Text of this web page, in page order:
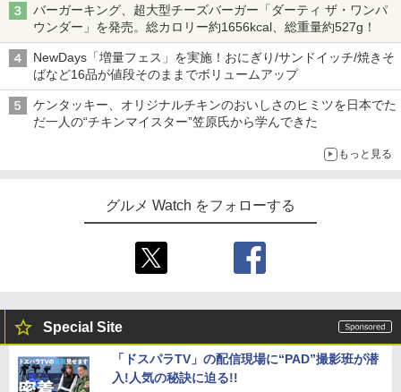
バーガーキング、超大型チーズバーガー「ダーティ ザ・ワンパ
ウンダー」を発売。総カロリー約1656kcal、総重量約527g！
NewDays「増量フェス」を実施！おにぎり/サンドイッチ/焼きそ
ばなど16品が値段そのままでボリュームアップ
ケンタッキー、オリジナルチキンのおいしさのヒミツを日本でた
だ一人の“チキンマイスター”笠原氏から学んできた
もっと見る
グルメ Watch をフォローする
Special Site
「ドスパラTV」の配信現場に“PAD”撮影班が潜
入!人気の秘訣に迫る!!